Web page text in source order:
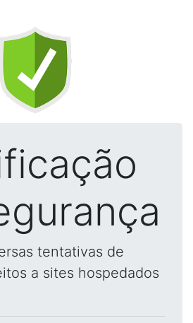
tentativas de
a sites hospedados